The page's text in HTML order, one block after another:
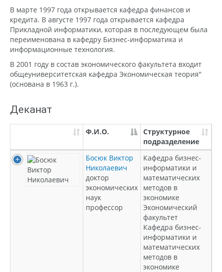
В марте 1997 года открывается кафедра финансов и
кредита. В августе 1997 года открывается кафедра
Прикладной информатики, которая в последующем была
переименована в кафедру Бизнес-информатика и
информационные технология.
В 2001 году в состав экономического факультета входит
общеуниверситетская кафедра Экономическая теория"
(основана в 1963 г.).
Деканат
Ф.И.О.
Структурное
подразделение
Босюк Виктор
Николаевич
доктор
экономических
наук
профессор
Кафедра бизнес-
информатики и
математических
методов в
экономике
Экономический
факультет
Кафедра бизнес-
информатики и
математических
методов в
экономике